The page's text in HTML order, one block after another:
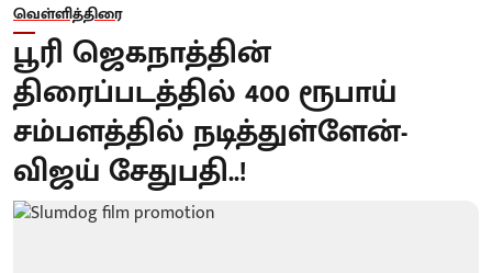
வெள்ளித்திரை
பூரி ஜெகநாத்தின்
திரைப்படத்தில் 400 ரூபாய்
சம்பளத்தில் நடித்துள்ளேன்-
விஜய் சேதுபதி..!